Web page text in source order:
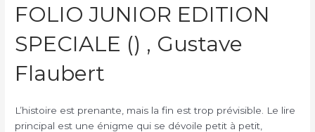
FOLIO JUNIOR EDITION
SPECIALE () , Gustave
Flaubert
L’histoire est prenante, mais la fin est trop prévisible. Le lire
principal est une énigme qui se dévoile petit à petit,